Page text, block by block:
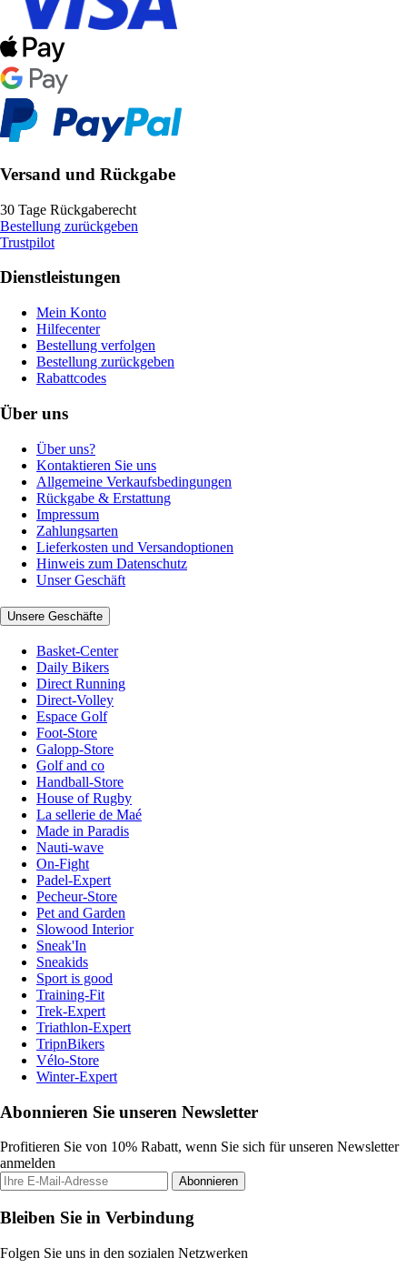
Versand und Rückgabe
30 Tage Rückgaberecht
Bestellung zurückgeben
Trustpilot
Dienstleistungen
Mein Konto
Hilfecenter
Bestellung verfolgen
Bestellung zurückgeben
Rabattcodes
Über uns
Über uns?
Kontaktieren Sie uns
Allgemeine Verkaufsbedingungen
Rückgabe & Erstattung
Impressum
Zahlungsarten
Lieferkosten und Versandoptionen
Hinweis zum Datenschutz
Unser Geschäft
Unsere Geschäfte
Basket-Center
Daily Bikers
Direct Running
Direct-Volley
Espace Golf
Foot-Store
Galopp-Store
Golf and co
Handball-Store
House of Rugby
La sellerie de Maé
Made in Paradis
Nauti-wave
On-Fight
Padel-Expert
Pecheur-Store
Pet and Garden
Slowood Interior
Sneak'In
Sneakids
Sport is good
Training-Fit
Trek-Expert
Triathlon-Expert
TripnBikers
Vélo-Store
Winter-Expert
Abonnieren Sie unseren Newsletter
Profitieren Sie von 10% Rabatt, wenn Sie sich für unseren Newsletter
anmelden
Abonnieren
Bleiben Sie in Verbindung
Folgen Sie uns in den sozialen Netzwerken